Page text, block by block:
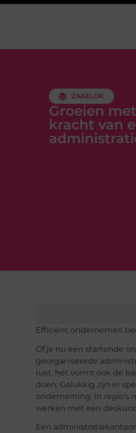
ZAKELIJK
Groeien
kracht van
Efficiënt ondernemen
Of je nu een startende
georganiseerde
rust, het vormt ook de
doen. Gelukkig zijn er
onderneming. In regio’s
werken met een
Een